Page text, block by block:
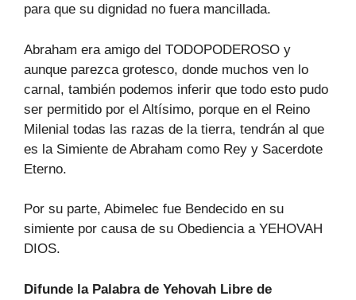
para que su dignidad no fuera mancillada.
Abraham era amigo del TODOPODEROSO y
aunque parezca grotesco, donde muchos ven lo
carnal, también podemos inferir que todo esto pudo
ser permitido por el Altísimo, porque en el Reino
Milenial todas las razas de la tierra, tendrán al que
es la Simiente de Abraham como Rey y Sacerdote
Eterno.
Por su parte, Abimelec fue Bendecido en su
simiente por causa de su Obediencia a YEHOVAH
DIOS.
Difunde la Palabra de Yehovah Libre de